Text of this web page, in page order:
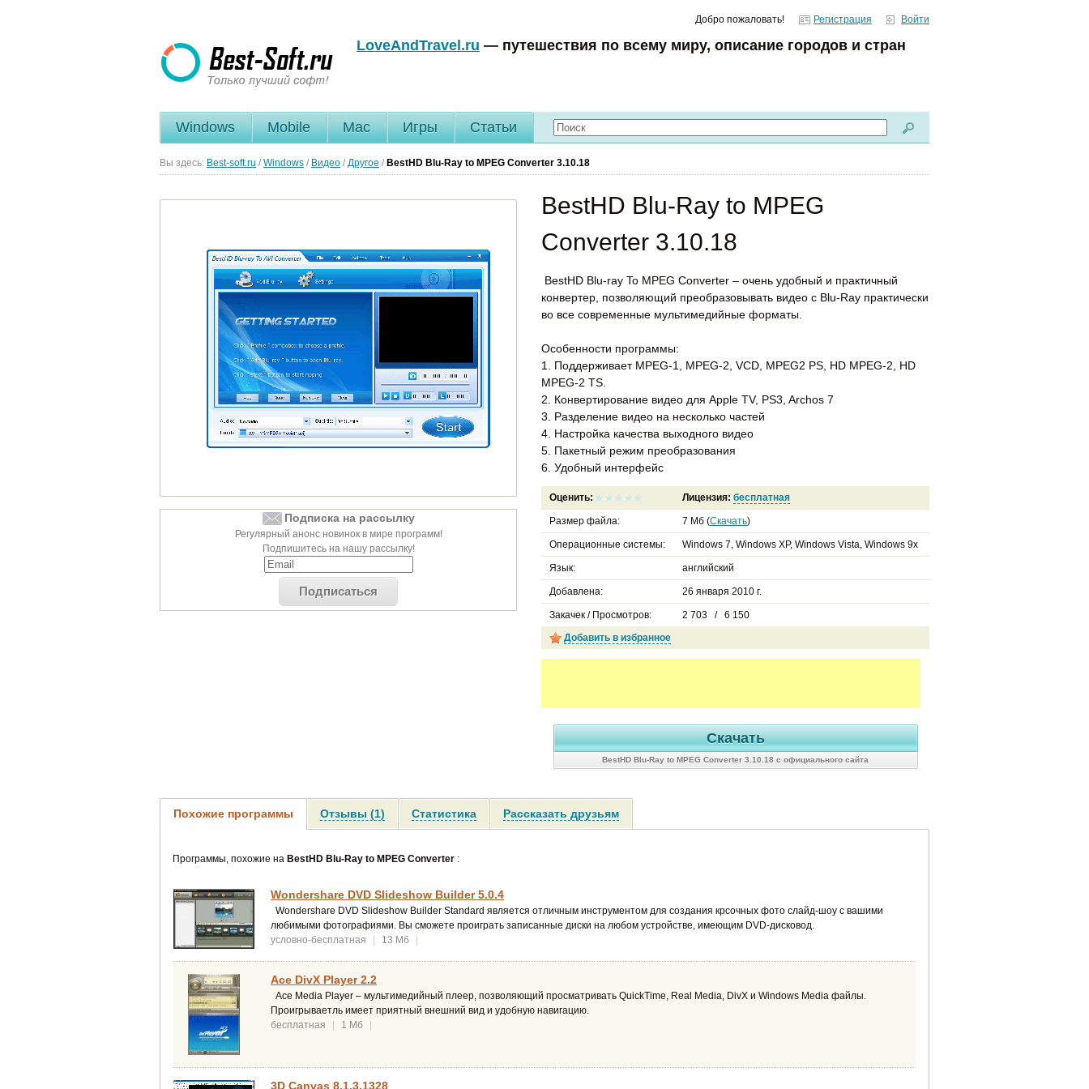
Добро пожаловать! Регистрация Войти
LoveAndTravel.ru — путешествия по всему миру, описание городов и стран
Windows Mobile Mac Игры Статьи
Вы здесь: Best-soft.ru / Windows / Видео / Другое / BestHD Blu-Ray to MPEG Converter 3.10.18
Подписка на рассылку
Регулярный анонс новинок в мире программ!
Подпишитесь на нашу рассылку!
Подписаться
BestHD Blu-Ray to MPEG
Converter 3.10.18
BestHD Blu-ray To MPEG Converter – очень удобный и практичный
конвертер, позволяющий преобразовывать видео с Blu-Ray практически
во все современные мультимедийные форматы.
Особенности программы:
1. Поддерживает MPEG-1, MPEG-2, VCD, MPEG2 PS, HD MPEG-2, HD
MPEG-2 TS.
2. Конвертирование видео для Apple TV, PS3, Archos 7
3. Разделение видео на несколько частей
4. Настройка качества выходного видео
5. Пакетный режим преобразования
6. Удобный интерфейс
Оценить: Лицензия: бесплатная
Размер файла: 7 Мб (Скачать)
Операционные системы: Windows 7, Windows XP, Windows Vista, Windows 9x
Язык: английский
Добавлена: 26 января 2010 г.
Закачек / Просмотров:
2 703 / 6 150
Добавить в избранное
Скачать
BestHD Blu-Ray to MPEG Converter 3.10.18 с официального сайта
Похожие программы Отзывы (1) Статистика Рассказать друзьям
Программы, похожие на BestHD Blu-Ray to MPEG Converter :
Wondershare DVD Slideshow Builder 5.0.4
Wondershare DVD Slideshow Builder Standard является отличным инструментом для создания крсочных фото слайд-шоу с вашими
любимыми фотографиями. Вы сможете проиграть записанные диски на любом устройстве, имеющим DVD-дисковод.
условно-бесплатная
| 13 Мб |
Ace DivX Player 2.2
Ace Media Player – мультимедийный плеер, позволяющий просматривать QuickTime, Real Media, DivX и Windows Media файлы.
Проигрываетль имеет приятный внешний вид и удобную навигацию.
бесплатная
| 1 Мб |
3D Canvas 8.1.3.1328